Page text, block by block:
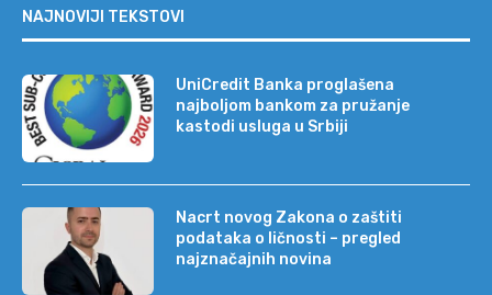
NAJNOVIJI TEKSTOVI
UniCredit Banka proglašena
najboljom bankom za pružanje
kastodi usluga u Srbiji
Nacrt novog Zakona o zaštiti
podataka o ličnosti – pregled
najznačajnih novina